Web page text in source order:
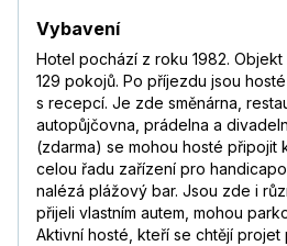
Vybavení
Hotel pochází z roku 1982.
129 pokojů. Po příjezdu jsou
s recepcí. Je zde směnárna,
autopůjčovna, prádelna a
(zdarma) se mohou hosté připojit
celou řadu zařízení pro
nalézá plážový bar. Jsou zde i
přijeli vlastním autem, mohou
Aktivní hosté, kteří se chtějí